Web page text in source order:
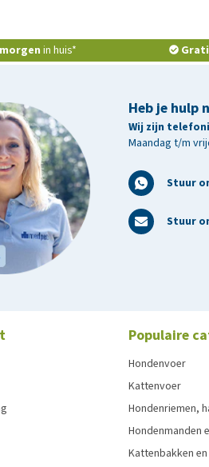
morgen in huis*
Heb je hulp
Wij zijn
Maandag t/m
Stuur
Stuur
Populaire
Hondenvoer
Kattenvoer
Hondenriemen,
Hondenmanden
Kattenbakken